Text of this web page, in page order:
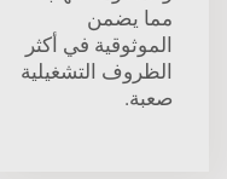
مما يضمن
الموثوقية في أكثر
الظروف التشغيلية
صعبة.